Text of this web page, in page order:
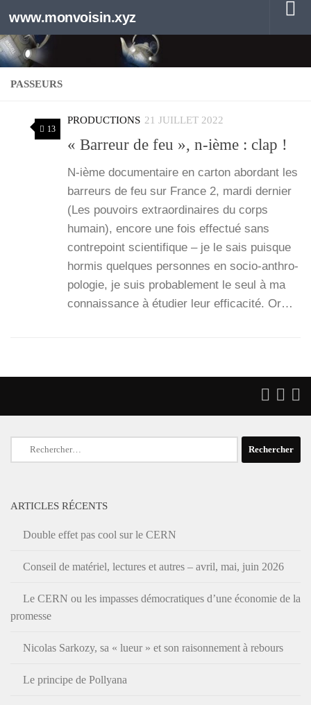
Au dessous du contenu
www.monvoisin.xyz
PASSEURS
13
PRODUCTIONS 21 JUILLET 2022
« Barreur de feu », n‑ième : clap !
N‑ième docu­men­taire en car­ton abor­dant les
bar­reurs de feu sur France 2, mar­di der­nier
(Les pou­voirs extra­or­di­naires du corps
humain), encore une fois effec­tué sans
contre­point scien­ti­fique – je le sais puisque
hor­mis quelques per­sonnes en socio-anthro­­
po­­lo­­gie, je suis pro­ba­ble­ment le seul à ma
connais­sance à étu­dier leur effi­ca­ci­té. Or…
Rechercher :
ARTICLES RÉCENTS
Double effet pas cool sur le CERN
Conseil de matériel, lectures et autres – avril, mai, juin 2026
Le CERN ou les impasses démocratiques d’une économie de la
promesse
Nicolas Sarkozy, sa « lueur » et son raisonnement à rebours
Le principe de Pollyana